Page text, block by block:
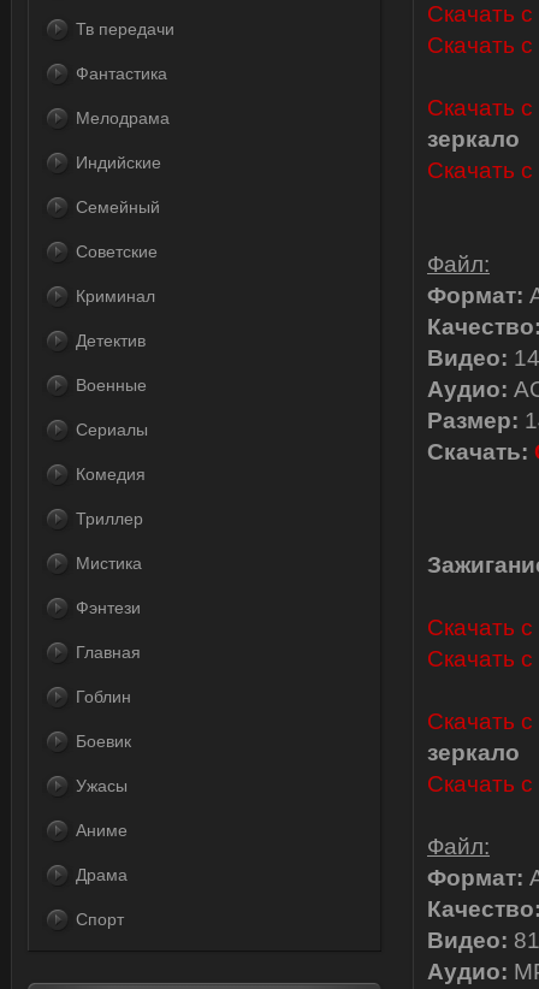
Скачать
Скачать
Скачать
зеркало
Скачать
Файл:
Формат:
Видео:
Аудио:
Размер:
Скачать:
Скачать
Скачать
Скачать
зеркало
Скачать
Файл:
Формат:
Видео:
Аудио:
Тв передачи
Фантастика
Мелодрама
Индийские
Семейный
Советские
Криминал
Детектив
Военные
Сериалы
Комедия
Триллер
Мистика
Фэнтези
Главная
Гоблин
Боевик
Ужасы
Аниме
Драма
Спорт